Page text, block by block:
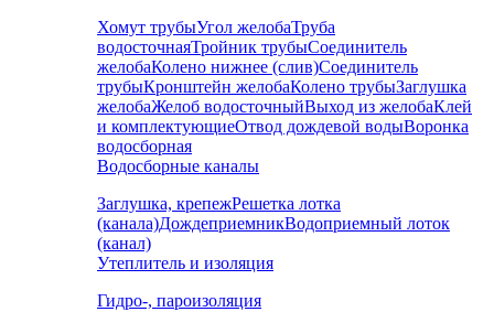
Хомут трубыУгол желобаТруба
водосточнаяТройник трубыСоединитель
желобаКолено нижнее (слив)Соединитель
трубыКронштейн желобаКолено трубыЗаглушка
желобаЖелоб водосточныйВыход из желобаКлей
и комплектующиеОтвод дождевой водыВоронка
водосборная
Водосборные каналы
Заглушка, крепежРешетка лотка
(канала)ДождеприемникВодоприемный лоток
(канал)
Утеплитель и изоляция
Гидро-, пароизоляция